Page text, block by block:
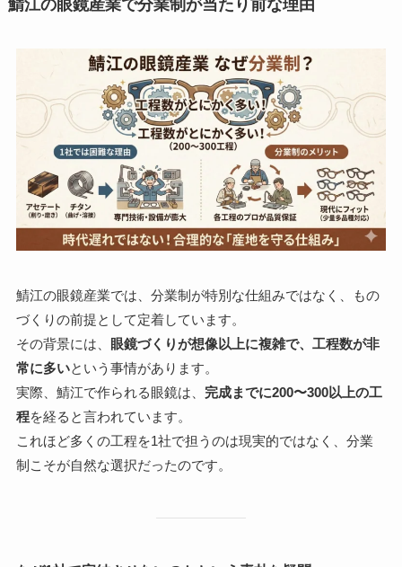
鯖江の眼鏡産業で分業制が当たり前な理由
鯖江の眼鏡産業では、分業制が特別な仕組みではなく、もの
づくりの前提として定着しています。
その背景には、
眼鏡づくりが想像以上に複雑で、工程数が非
常に多いという事情があります。
実際、鯖江で作られる眼鏡は、 完成までに200〜300以上の工
程を経ると言われています。
これほど多くの工程を1社で担うのは現実的ではなく、分業
制こそが自然な選択だったのです。